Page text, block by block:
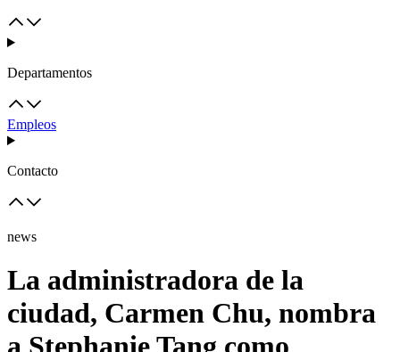
Departamentos
Empleos
Contacto
news
La administradora de la
ciudad, Carmen Chu, nombra